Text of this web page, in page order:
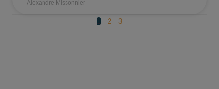
Alexandre Missonnier
1 2 3